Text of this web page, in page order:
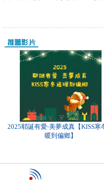
2025耶誕有愛‧美夢成真【KISS寒
暖到偏鄉】